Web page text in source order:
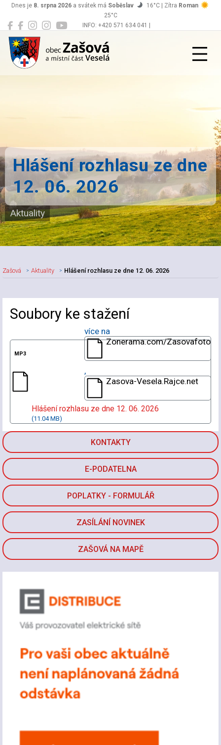
INFO: +420 571 634 041 |
Dnes je 8. srpna 2026 a svátek má Soběslav 16°C | Zítra Roman
25°C
Zašová
Hlášení rozhlasu ze dne
12. 06. 2026
Aktuality
KONTAKTY
E-PODATELNA
POPLATKY - FORMULÁŘ
ZASÍLÁNÍ NOVINEK
ZAŠOVÁ NA MAPĚ
Zašová Aktuality Hlášení rozhlasu ze dne 12. 06. 2026
Nadpis článku
Soubory ke stažení
více na
Zonerama.com/Zasovafoto
,
Zasova-Vesela.Rajce.net
Hlášení rozhlasu ze dne 12. 06. 2026
(11.04 MB)